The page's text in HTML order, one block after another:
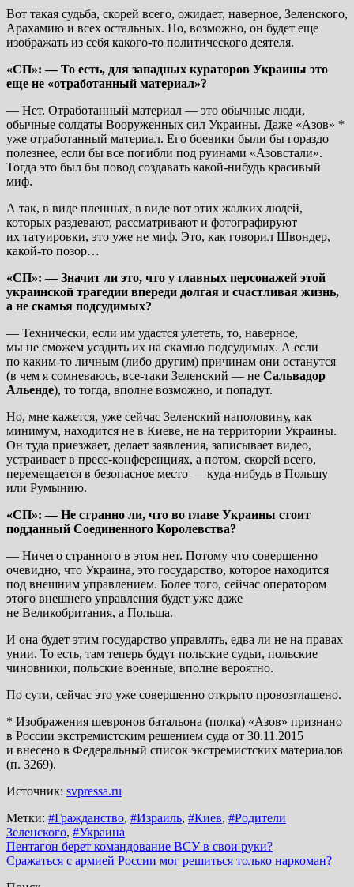
Вот такая судьба, скорей всего, ожидает, наверное, Зеленского,
Арахамию и всех остальных. Но, возможно, он будет еще
изображать из себя какого-то политического деятеля.
«СП»: — То есть, для западных кураторов Украины это
еще не «отработанный материал»?
— Нет. Отработанный материал — это обычные люди,
обычные солдаты Вооруженных сил Украины. Даже «Азов» *
уже отработанный материал. Его боевики были бы гораздо
полезнее, если бы все погибли под руинами «Азовстали».
Тогда это был бы повод создавать какой-нибудь красивый
миф.
А так, в виде пленных, в виде вот этих жалких людей,
которых раздевают, рассматривают и фотографируют
их татуировки, это уже не миф. Это, как говорил Швондер,
какой-то позор…
«СП»: — Значит ли это, что у главных персонажей этой
украинской трагедии впереди долгая и счастливая жизнь,
а не скамья подсудимых?
— Технически, если им удастся улететь, то, наверное,
мы не сможем усадить их на скамью подсудимых. А если
по каким-то личным (либо другим) причинам они останутся
(в чем я сомневаюсь, все-таки Зеленский — не Сальвадор
Альенде), то тогда, вполне возможно, и попадут.
Но, мне кажется, уже сейчас Зеленский наполовину, как
минимум, находится не в Киеве, не на территории Украины.
Он туда приезжает, делает заявления, записывает видео,
устраивает в пресс-конференциях, а потом, скорей всего,
перемещается в безопасное место — куда-нибудь в Польшу
или Румынию.
«СП»: — Не странно ли, что во главе Украины стоит
подданный Соединенного Королевства?
— Ничего странного в этом нет. Потому что совершенно
очевидно, что Украина, это государство, которое находится
под внешним управлением. Более того, сейчас оператором
этого внешнего управления будет уже даже
не Великобритания, а Польша.
И она будет этим государство управлять, едва ли не на правах
унии. То есть, там теперь будут польские судьи, польские
чиновники, польские военные, вполне вероятно.
По сути, сейчас это уже совершенно открыто провозглашено.
* Изображения шевронов батальона (полка) «Азов» признано
в России экстремистским решением суда от 30.11.2015
и внесено в Федеральный список экстремистских материалов
(п. 3269).
Источник: svpressa.ru
Метки: #Гражданство, #Израиль, #Киев, #Родители
Зеленского, #Украина
Навигация
по
Пентагон берет командование ВСУ в свои руки?
Сражаться с армией России мог решиться только наркоман?